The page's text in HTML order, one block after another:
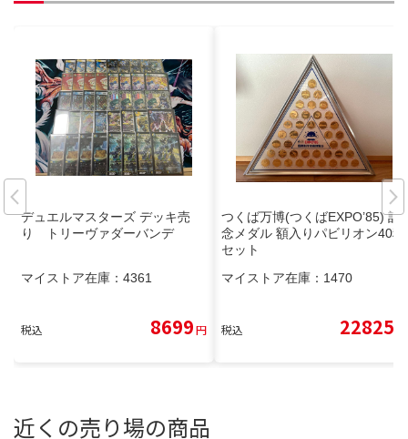
デュエルマスターズ デッキ売
り トリーヴァダーバンデ
マイストア在庫： 4361
税込 8699円
つくば万博(つくばEXPO’85) 記
念メダル 額入りパビリオン40種
セット
マイストア在庫： 1470
税込 22825
近くの売り場の商品